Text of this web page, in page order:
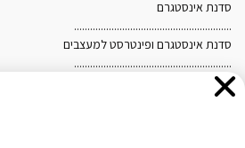
סדנת אינסטגרם
...........................................................
סדנת אינסטגרם ופינטרסט למעצבים
...........................................................
מפת האתר
ובהמשך השימוש באתר, אתם מסכימים
מדיניות הפרטיות ומדיניות ה-Cookies